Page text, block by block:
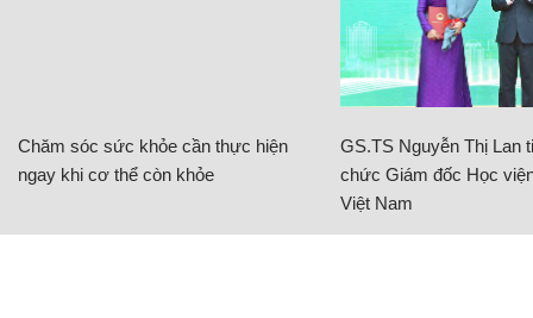
Chăm sóc sức khỏe cần thực hiện
ngay khi cơ thể còn khỏe
GS.TS Nguyễn Thị Lan
chức Giám đốc Học
Việt Nam